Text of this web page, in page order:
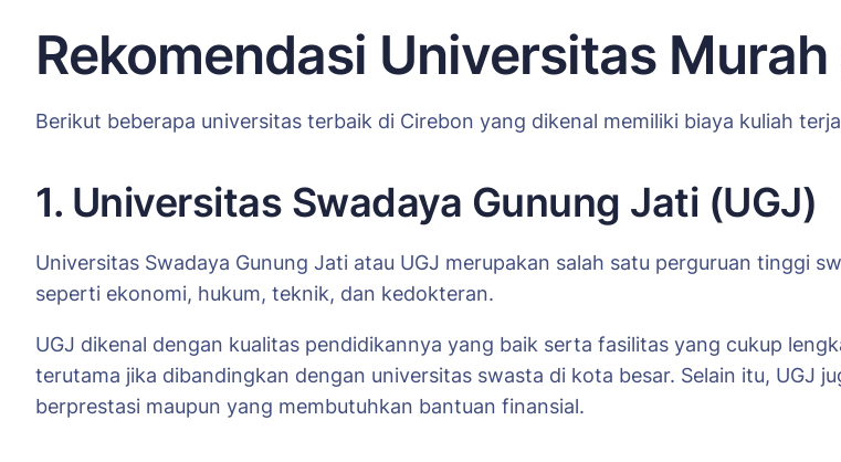
Rekomendasi Universitas
Berikut beberapa universitas terbaik di Cirebon yang dikenal memiliki biaya kuliah
1. Universitas Swadaya Gunung Jati (UGJ)
Universitas Swadaya Gunung Jati atau UGJ merupakan salah satu perguruan tinggi
seperti ekonomi, hukum, teknik, dan kedokteran.
UGJ dikenal dengan kualitas pendidikannya yang baik serta fasilitas yang cukup
terutama jika dibandingkan dengan universitas swasta di kota besar. Selain itu, UGJ
berprestasi maupun yang membutuhkan bantuan finansial.